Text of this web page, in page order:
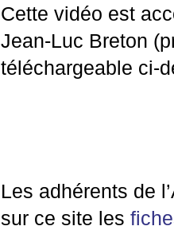
Cette vidéo est
Jean-Luc Breton
téléchargeable ci-
Les adhérents de l’
sur ce site les